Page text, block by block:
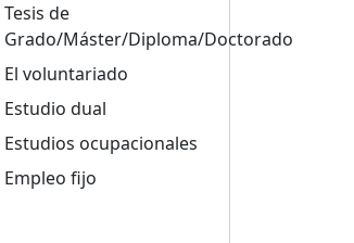
Tesis de
Grado/Máster/Diploma/Doctorado
El voluntariado
Estudio dual
Estudios ocupacionales
Empleo fijo